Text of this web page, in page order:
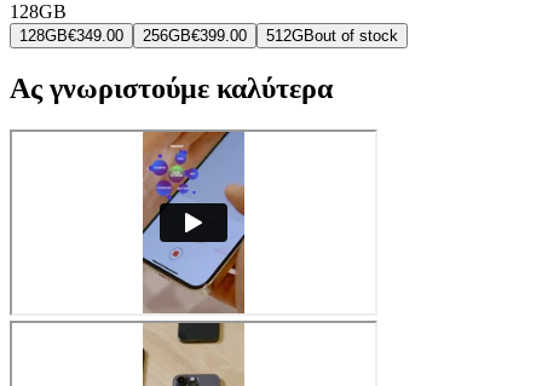
128GB
128GB€349.00 256GB€399.00 512GBout of stock
Ας γνωριστούμε καλύτερα